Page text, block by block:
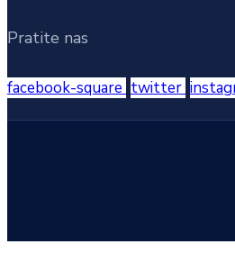
Pratite nas
facebook-square twitter